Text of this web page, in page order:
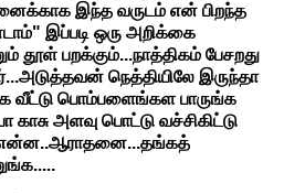
இந்த வருடம் என் பிறந்த
இப்படி ஒரு அறிக்கை
பறக்கும்...நாத்திகம் பேசறது
நெத்தியிலே இருந்தா
வீட்டு பொம்பளைங்கள பாருங்க
காசு அளவு பொட்டு வச்சிகிட்டு
என்ன..ஆராதனை...தங்கத்